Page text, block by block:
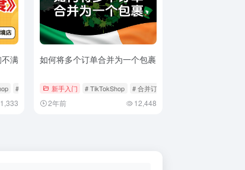
不满
# 咨询不满意度 # 售后服务
如何将多个订单合并为一个包裹
新手入门 # TikTokShop # 合并订单
2年前 12,448